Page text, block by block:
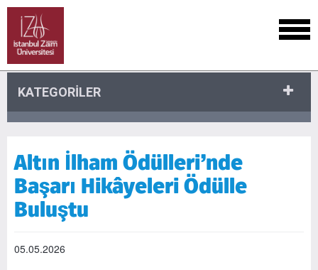
KATEGORİLER
Altın İlham Ödülleri’nde
Başarı Hikâyeleri Ödülle
Buluştu
05.05.2026